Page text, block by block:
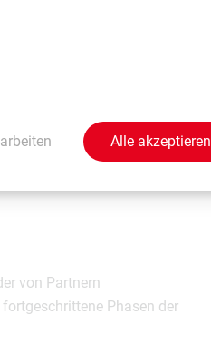
dass wir in kurzer Zeit
für die COVID-19-
und Antikörper zu
von Partnern
Phasen der
Alle akzeptieren